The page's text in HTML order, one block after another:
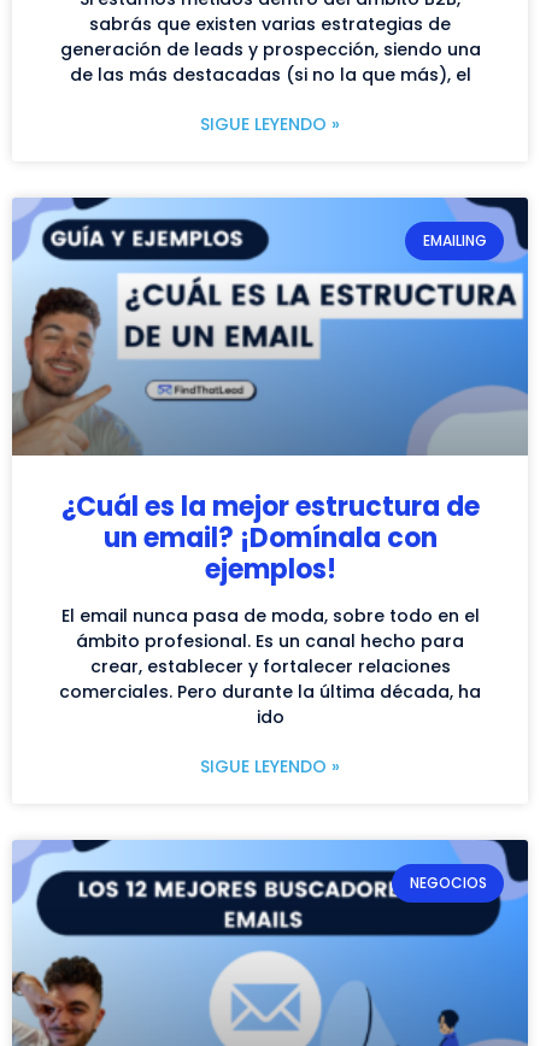
sabrás que existen varias estrategias de
generación de leads y prospección, siendo una
de las más destacadas (si no la que más), el
SIGUE LEYENDO »
EMAILING
¿Cuál es la mejor estructura de
un email? ¡Domínala con
ejemplos!
El email nunca pasa de moda, sobre todo en el
ámbito profesional. Es un canal hecho para
crear, establecer y fortalecer relaciones
comerciales. Pero durante la última década, ha
ido
SIGUE LEYENDO »
NEGOCIOS